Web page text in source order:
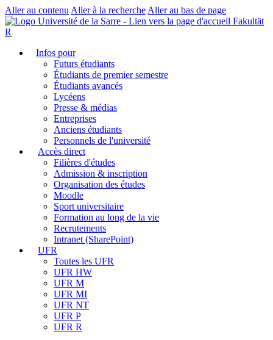
Aller au contenu Aller à la recherche Aller au bas de page
Fakultät
R
Infos pour
Futurs étudiants
Étudiants de premier semestre
Étudiants avancés
Lycéens
Presse & médias
Entreprises
Anciens étudiants
Personnels de l'université
Accès direct
Filières d'études
Admission & inscription
Organisation des études
Moodle
Sport universitaire
Formation au long de la vie
Recrutements
Intranet (SharePoint)
UFR
Toutes les UFR
UFR HW
UFR M
UFR MI
UFR NT
UFR P
UFR R